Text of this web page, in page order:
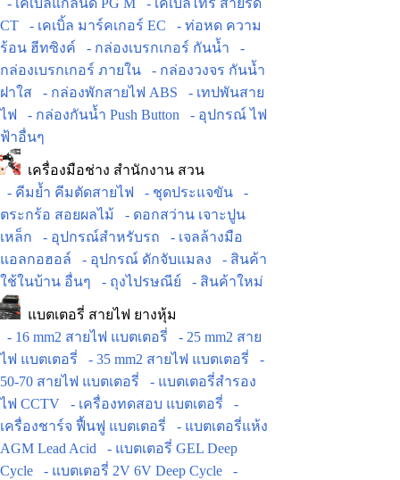
- เคเบิ้ลแกลนด์ PG M
- เคเบิ้ลไทร์ สายรัด
CT
- เคเบิ้ล มาร์คเกอร์ EC
- ท่อหด ความ
ร้อน ฮีทซิงค์
- กล่องเบรกเกอร์ กันน้ำ
-
กล่องเบรกเกอร์ ภายใน
- กล่องวงจร กันน้ำ
ฝาใส
- กล่องพักสายไฟ ABS
- เทปพันสาย
ไฟ
- กล่องกันน้ำ Push Button
- อุปกรณ์ ไฟ
ฟ้าอื่นๆ
เครื่องมือช่าง สำนักงาน สวน
- คีมย้ำ คีมตัดสายไฟ
- ชุดประแจขัน
-
ตระกร้อ สอยผลไม้
- ดอกสว่าน เจาะปูน
เหล็ก
- อุปกรณ์สำหรับรถ
- เจลล้างมือ
แอลกอฮอล์
- อุปกรณ์ ดักจับแมลง
- สินค้า
ใช้ในบ้าน อื่นๆ
- ถุงไปรษณีย์ - สินค้าใหม่
แบตเตอรี่ สายไฟ ยางหุ้ม
- 16 mm2 สายไฟ แบตเตอรี่
- 25 mm2 สาย
ไฟ แบตเตอรี่
- 35 mm2 สายไฟ แบตเตอรี่
-
50-70 สายไฟ แบตเตอรี่
- แบตเตอรี่สำรอง
ไฟ CCTV
- เครื่องทดสอบ แบตเตอรี่
-
เครื่องชาร์จ ฟื้นฟู แบตเตอรี่
- แบตเตอรี่แห้ง
AGM Lead Acid
- แบตเตอรี่ GEL Deep
Cycle
- แบตเตอรี่ 2V 6V Deep Cycle
-